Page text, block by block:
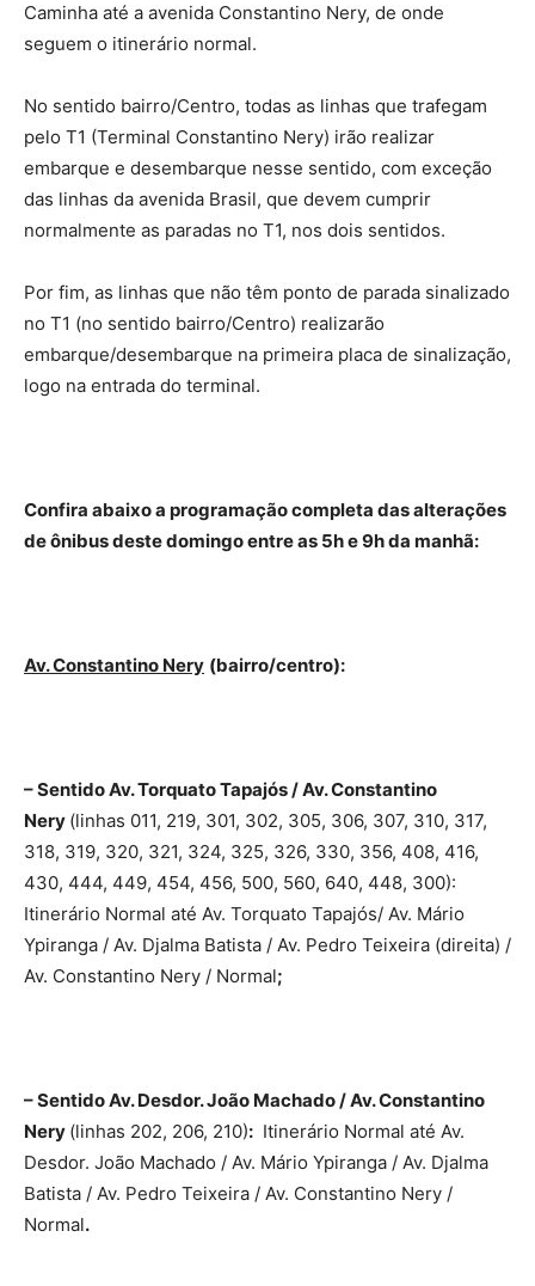
Caminha até a avenida Constantino Nery, de onde
seguem o itinerário normal.
No sentido bairro/Centro, todas as linhas que trafegam
pelo T1 (Terminal Constantino Nery) irão realizar
embarque e desembarque nesse sentido, com exceção
das linhas da avenida Brasil, que devem cumprir
normalmente as paradas no T1, nos dois sentidos.
Por fim, as linhas que não têm ponto de parada sinalizado
no T1 (no sentido bairro/Centro) realizarão
embarque/desembarque na primeira placa de sinalização,
logo na entrada do terminal.
Confira abaixo a programação completa das alterações
de ônibus deste domingo entre as 5h e 9h da manhã:
Av. Constantino Nery (bairro/centro):
– Sentido Av. Torquato Tapajós / Av. Constantino
Nery (linhas 011, 219, 301, 302, 305, 306, 307, 310, 317,
318, 319, 320, 321, 324, 325, 326, 330, 356, 408, 416,
430, 444, 449, 454, 456, 500, 560, 640, 448, 300):
Itinerário Normal até Av. Torquato Tapajós/ Av. Mário
Ypiranga / Av. Djalma Batista / Av. Pedro Teixeira (direita) /
Av. Constantino Nery / Normal;
– Sentido Av. Desdor. João Machado / Av. Constantino
Nery (linhas 202, 206, 210): Itinerário Normal até Av.
Desdor. João Machado / Av. Mário Ypiranga / Av. Djalma
Batista / Av. Pedro Teixeira / Av. Constantino Nery /
Normal.